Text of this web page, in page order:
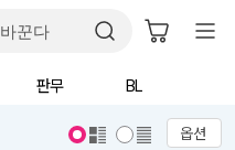
판무 BL
옵션